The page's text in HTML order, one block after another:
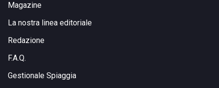
Magazine
La nostra linea editoriale
Redazione
F.A.Q.
Gestionale Spiaggia